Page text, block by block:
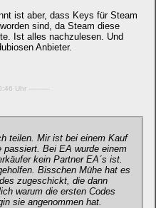
ist aber, dass Keys für Steam
sind, da Steam diese
Ist alles nachzulesen. Und
Anbieter.
Uhr ----------
teilen. Mir ist bei einem Kauf
passiert. Bei EA wurde einem
kein Partner EA´s ist.
Bisschen Mühe hat es
zugeschickt, die dann
warum die ersten Codes
sie angenommen hat.